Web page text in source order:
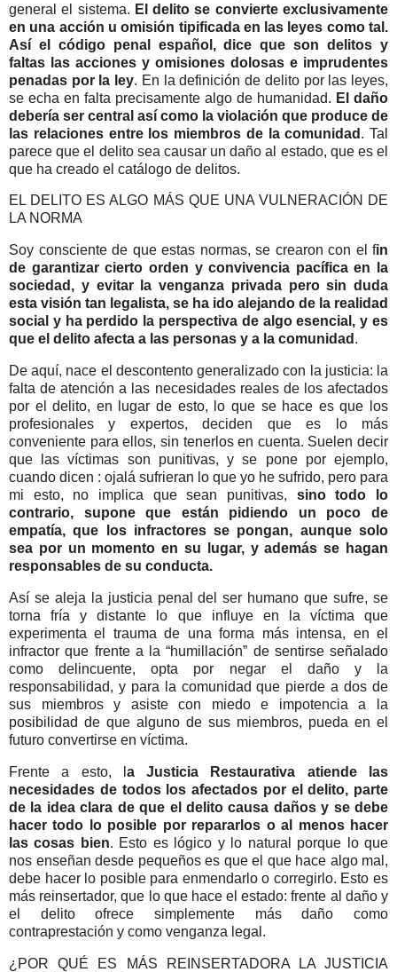
general el sistema. El delito se convierte exclusivamente
en una acción u omisión tipificada en las leyes como tal.
Así el código penal español, dice que son delitos y
faltas las acciones y omisiones dolosas e imprudentes
penadas por la ley. En la definición de delito por las leyes,
se echa en falta precisamente algo de humanidad. El daño
debería ser central así como la violación que produce de
las relaciones entre los miembros de la comunidad . Tal
parece que el delito sea causar un daño al estado, que es el
que ha creado el catálogo de delitos.
EL DELITO ES ALGO MÁS QUE UNA VULNERACIÓN DE
LA NORMA
Soy consciente de que estas normas, se crearon con el fin
de garantizar cierto orden y convivencia pacífica en la
sociedad, y evitar la venganza privada pero sin duda
esta visión tan legalista, se ha ido alejando de la realidad
social y ha perdido la perspectiva de algo esencial, y es
que el delito afecta a las personas y a la comunidad .
De aquí, nace el descontento generalizado con la justicia: la
falta de atención a las necesidades reales de los afectados
por el delito, en lugar de esto, lo que se hace es que los
profesionales y expertos, deciden que es lo más
conveniente para ellos, sin tenerlos en cuenta. Suelen decir
que las víctimas son punitivas, y se pone por ejemplo,
cuando dicen : ojalá sufrieran lo que yo he sufrido, pero para
mi esto, no implica que sean punitivas, sino todo lo
contrario, supone que están pidiendo un poco de
empatía, que los infractores se pongan, aunque solo
sea por un momento en su lugar, y además se hagan
responsables de su conducta.
Así se aleja la justicia penal del ser humano que sufre, se
torna fría y distante lo que influye en la víctima que
experimenta el trauma de una forma más intensa, en el
infractor que frente a la “humillación” de sentirse señalado
como delincuente, opta por negar el daño y la
responsabilidad, y para la comunidad que pierde a dos de
sus miembros y asiste con miedo e impotencia a la
posibilidad de que alguno de sus miembros, pueda en el
futuro convertirse en víctima.
Frente a esto, l a Justicia Restaurativa atiende las
necesidades de todos los afectados por el delito, parte
de la idea clara de que el delito causa daños y se debe
hacer todo lo posible por repararlos o al menos hacer
las cosas bien. Esto es lógico y lo natural porque lo que
nos enseñan desde pequeños es que el que hace algo mal,
debe hacer lo posible para enmendarlo o corregirlo. Esto es
más reinsertador, que lo que hace el estado: frente al daño y
el delito ofrece simplemente más daño como
contraprestación y como venganza legal.
¿POR QUÉ ES MÁS REINSERTADORA LA JUSTICIA